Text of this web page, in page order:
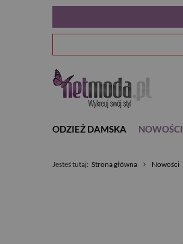
ODZIEŻ DAMSKA NOWOŚCI
Jesteś tutaj: Strona główna Nowości